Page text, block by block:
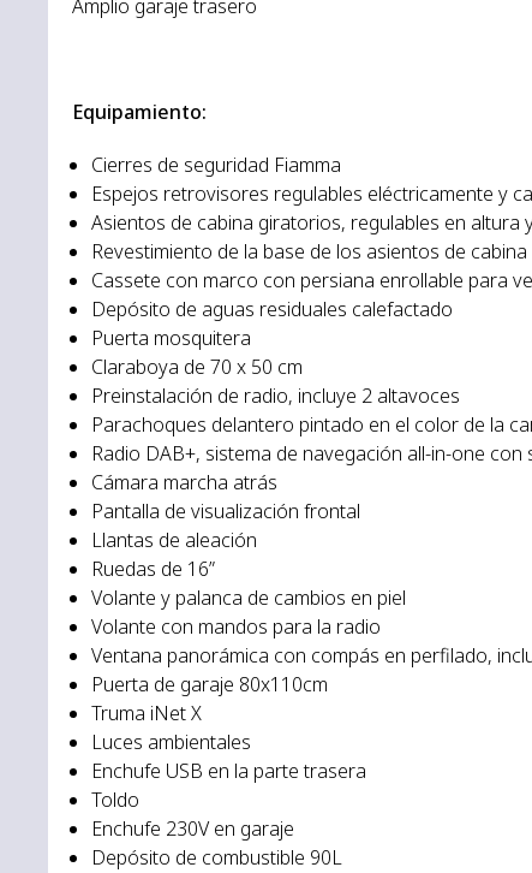
Amplio garaje trasero
Equipamiento:
Cierres de seguridad Fiamma
Espejos retrovisores regulables eléctricamente y
Asientos de cabina giratorios, regulables en altura
Revestimiento de la base de los asientos de cabina
Cassete con marco con persiana enrollable para
Depósito de aguas residuales calefactado
Puerta mosquitera
Claraboya de 70 x 50 cm
Preinstalación de radio, incluye 2 altavoces
Parachoques delantero pintado en el color de la
Radio DAB+, sistema de navegación all-in-one con
Cámara marcha atrás
Pantalla de visualización frontal
Llantas de aleación
Ruedas de 16”
Volante y palanca de cambios en piel
Volante con mandos para la radio
Ventana panorámica con compás en perfilado,
Puerta de garaje 80x110cm
Truma iNet X
Luces ambientales
Enchufe USB en la parte trasera
Toldo
Enchufe 230V en garaje
Depósito de combustible 90L